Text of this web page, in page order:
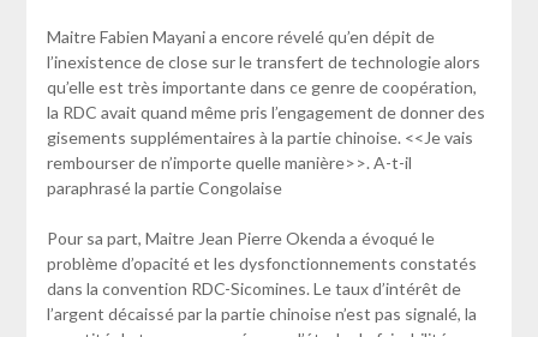
Maitre Fabien Mayani a encore révelé qu’en dépit de
l’inexistence de close sur le transfert de technologie alors
qu’elle est très importante dans ce genre de coopération,
la RDC avait quand même pris l’engagement de donner des
gisements supplémentaires à la partie chinoise. <<Je vais
rembourser de n’importe quelle manière>>. A-t-il
paraphrasé la partie Congolaise
Pour sa part, Maitre Jean Pierre Okenda a évoqué le
problème d’opacité et les dysfonctionnements constatés
dans la convention RDC-Sicomines. Le taux d’intérêt de
l’argent décaissé par la partie chinoise n’est pas signalé, la